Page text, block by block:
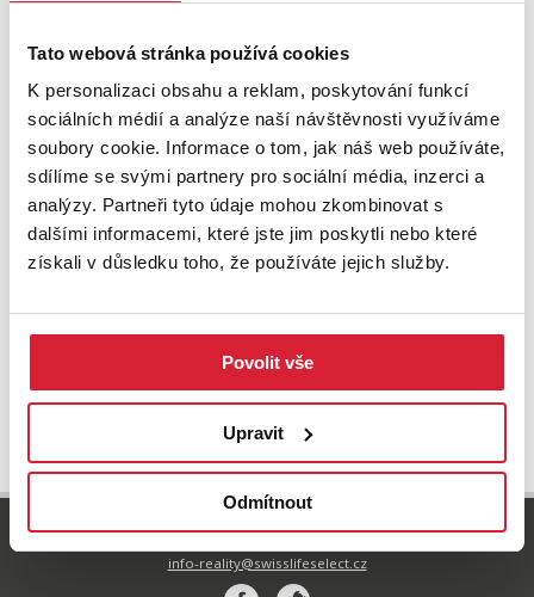
Tato webová stránka používá cookies
K personalizaci obsahu a reklam, poskytování funkcí
sociálních médií a analýze naší návštěvnosti využíváme
soubory cookie. Informace o tom, jak náš web používáte,
sdílíme se svými partnery pro sociální média, inzerci a
analýzy. Partneři tyto údaje mohou zkombinovat s
dalšími informacemi, které jste jim poskytli nebo které
získali v důsledku toho, že používáte jejich služby.
Povolit vše
Upravit
Odmítnout
KONTAKT
Prodej bytu 2+kk 52 m2, Harrachov
7 290 000 Kč
UPRAVIT VYHLEDÁVÁNÍ
info-reality@swisslifeselect.cz